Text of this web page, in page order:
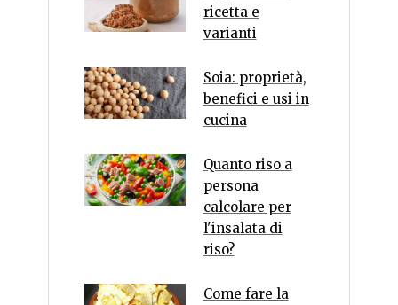
ricetta e
varianti
Soia: proprietà,
benefici e usi in
cucina
Quanto riso a
persona
calcolare per
l'insalata di
riso?
Come fare la